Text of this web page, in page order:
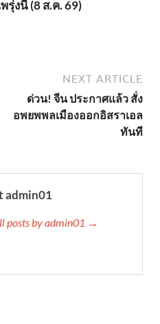
งนี้ (8 ส.ค. 69)
NEXT ARTICLE
ด่วน! จีน ประกาศแล้ว สั่ง
อพยพพลเมืองออกอิสราเอล
ทันที
admin01
posts by admin01 →